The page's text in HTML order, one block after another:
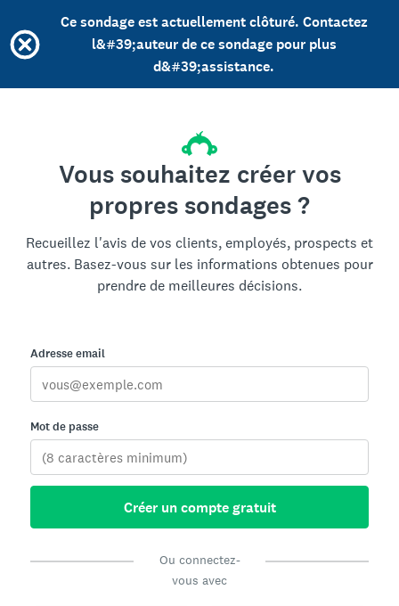
Ce sondage est actuellement clôturé. Contactez
l&#39;auteur de ce sondage pour plus
d&#39;assistance.
Vous souhaitez créer vos
propres sondages ?
Recueillez l'avis de vos clients, employés, prospects et
autres. Basez-vous sur les informations obtenues pour
prendre de meilleures décisions.
Adresse email
Mot de passe
Créer un compte gratuit
Ou connectez-
vous avec